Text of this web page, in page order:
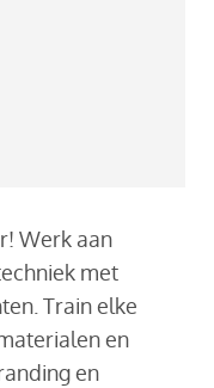
Werk aan
met
Train elke
en
en